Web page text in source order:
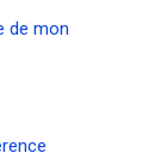
de mon